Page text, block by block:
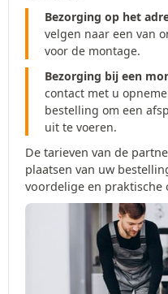
Bezorging op het
velgen naar een van
voor de montage.
Bezorging bij een
contact met u
bestelling om een
uit te voeren.
De tarieven van de
plaatsen van uw
voordelige en praktische